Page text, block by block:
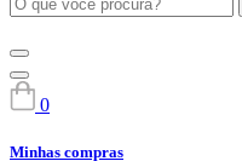
0
Minhas compras